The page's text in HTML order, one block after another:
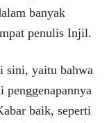
banyak
penulis Injil.
sini, yaitu bahwa
penggenapannya
baik, seperti